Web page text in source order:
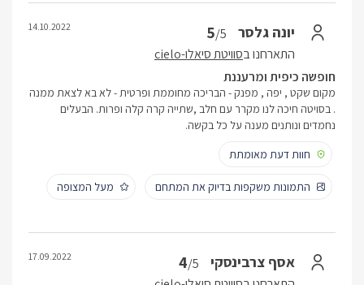
יונה גלסר 5/5
התארחנו בסוויטת סיאלו-cielo
14.10.2022
חופשה כיפית ומרעננת
מקום שקט , יפה , מפנק - הבריכה מחוממת ופרטית - לא בא לצאת ממנה
. בסויטה חיכה לנו מקרר עם חלב ,שתייה קרה קלה ופרות. הבעלים
נחמדים ונותנים מענה על כל בקשה.
חוות דעת מאומתת
התמונות משקפות בדיוק את המתחם מעל המצופה
אסף צרבינסקי 4/5
17.09.2022